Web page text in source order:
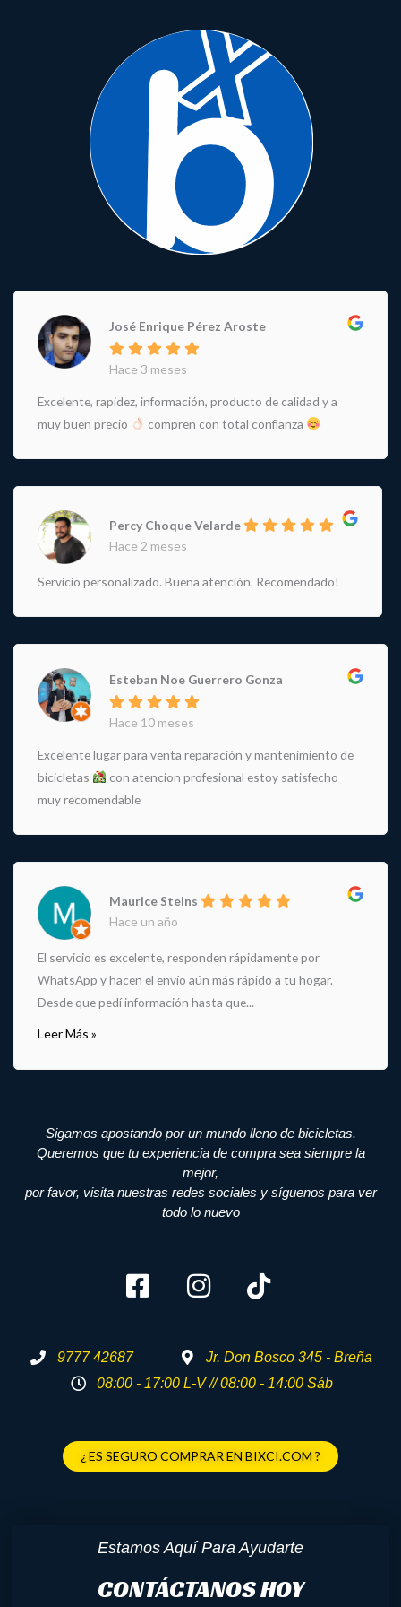
José Enrique Pérez Aroste
Hace 3 meses
Excelente, rapidez, información, producto de calidad y a
muy buen precio
compren con total confianza
Percy Choque Velarde
Hace 2 meses
Servicio personalizado. Buena atención. Recomendado!
Esteban Noe Guerrero Gonza
Hace 10 meses
Excelente lugar para venta reparación y mantenimiento de
bicicletas
con atencion profesional estoy satisfecho
muy recomendable
Maurice Steins
Hace un año
El servicio es excelente, responden rápidamente por
WhatsApp y hacen el envío aún más rápido a tu hogar.
Desde que pedí información hasta que...
Leer Más »
Sigamos apostando por un mundo lleno de bicicletas.
Queremos que tu experiencia de compra sea siempre la
mejor,
por favor, visita nuestras redes sociales y síguenos para ver
todo lo nuevo
9777 42687
Jr. Don Bosco 345 - Breña
08:00 - 17:00 L-V // 08:00 - 14:00 Sáb
¿ ES SEGURO COMPRAR EN BIXCI.COM ?
Estamos Aquí Para Ayudarte
CONTÁCTANOS HOY